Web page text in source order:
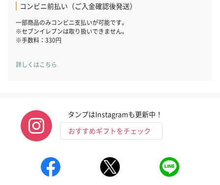
コンビニ前払い（ご入金確認後発送）
一部商品のみコンビニ支払いが可能です。
※セブンイレブンは取り扱いできません。
※手数料：330円
詳しくはこちら
タンプはInstagramも更新中！
おすすめギフトをチェック